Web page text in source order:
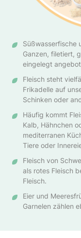
Süßwasserfische
Ganzen, filetiert,
eingelegt
Fleisch steht
Frikadelle auf
Schinken oder
Häufig kommt
Kalb, Hähnchen
mediterranen
Tiere oder
Fleisch von
als rotes Fleisch
Fleisch.
Eier und
Garnelen zählen